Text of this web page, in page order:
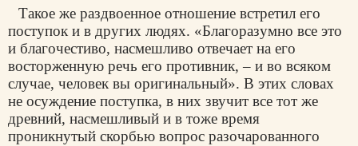
Такое же раздвоенное отношение встретил его
поступок и в других людях. «Благоразумно все это
и благочестиво, насмешливо отвечает на его
восторженную речь его противник, – и во всяком
случае, человек вы оригинальный». В этих словах
не осуждение поступка, в них звучит все тот же
древний, насмешливый и в тоже время
проникнутый скорбью вопрос разочарованного